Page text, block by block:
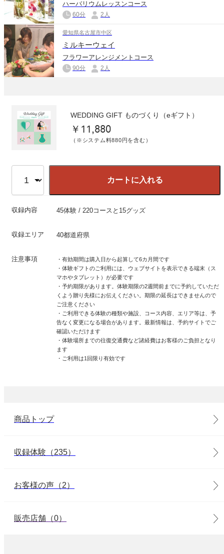
ハーバリウムレッスンコース
60分 2人
愛知県名古屋市中区
ミルキーウェイ
フラワーアレンジメントコース
90分 2人
WEDDING GIFT ものづくり（eギフト）
￥11,880
（※システム料880円を含む）
カートに入れる
収録内容 45体験 / 220コースと15グッズ
収録エリア 40都道府県
注意事項
・有効期間は購入日から起算して6カ月間です
・体験ギフトのご利用には、ウェブサイトを表示できる端末（ス
マホやタブレット）が必要です
・予約期限があります。体験期限の2週間前までに予約していただ
くよう贈り先様にお伝えください。期限の延長はできませんので
ご注意ください
・ご利用できる体験の種類や施設、コース内容、エリア等は、予
告なく変更になる場合があります。最新情報は、予約サイトでご
確認いただけます
・体験場所までの往復交通費など諸経費はお客様のご負担となり
ます
・ご利用は1回限り有効です
商品トップ
収録体験（235）
お客様の声（2）
販売店舗（0）